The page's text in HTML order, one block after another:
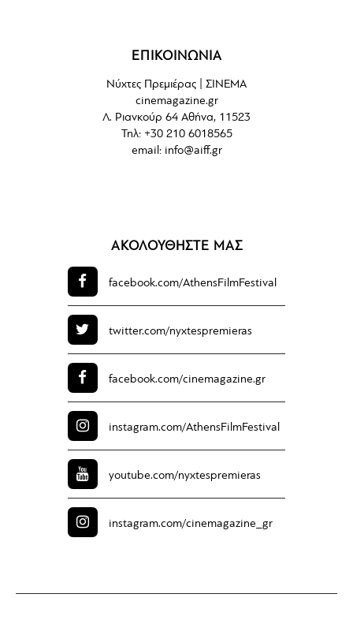
ΕΠΙΚΟΙΝΩΝΙΑ
Νύχτες Πρεμιέρας | ΣΙΝΕΜΑ
cinemagazine.gr
Λ. Ριανκούρ 64 Αθήνα, 11523
Τηλ: +30 210 6018565
email: info@aiff.gr
ΑΚΟΛΟΥΘΗΣΤΕ ΜΑΣ
facebook.com/AthensFilmFestival
twitter.com/nyxtespremieras
facebook.com/cinemagazine.gr
instagram.com/AthensFilmFestival
youtube.com/nyxtespremieras
instagram.com/cinemagazine_gr